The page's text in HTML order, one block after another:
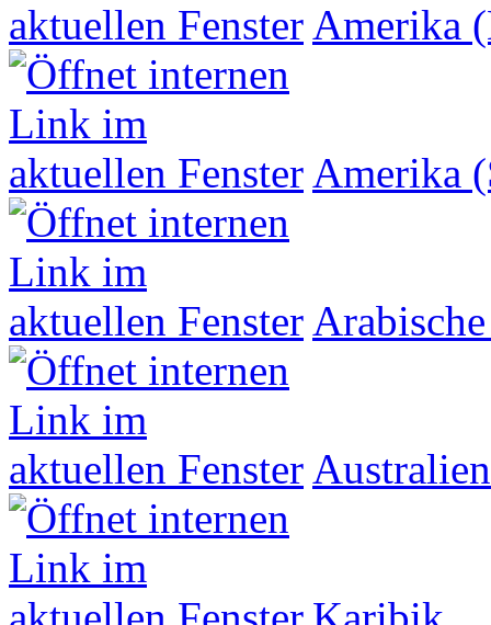
Amerika
Amerika
Australien